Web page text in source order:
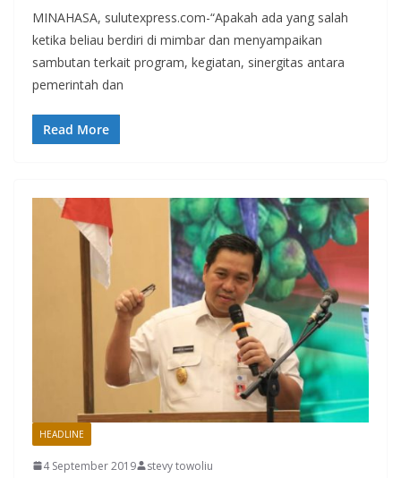
MINAHASA, sulutexpress.com-“Apakah ada yang salah
ketika beliau berdiri di mimbar dan menyampaikan
sambutan terkait program, kegiatan, sinergitas antara
pemerintah dan
Read More
HEADLINE
4 September 2019 stevy towoliu